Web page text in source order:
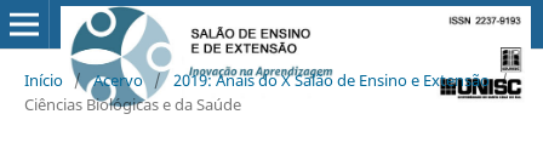
Início / Acervo / 2019: Anais do X Salão de Ensino e Extensão /
Ciências Biológicas e da Saúde